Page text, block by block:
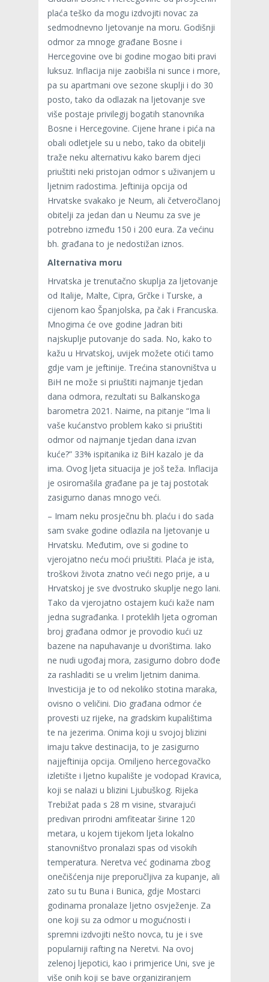
plaća teško da mogu izdvojiti novac za
sedmodnevno ljetovanje na moru. Godišnji
odmor za mnoge građane Bosne i
Hercegovine ove bi godine mogao biti pravi
luksuz. Inflacija nije zaobišla ni sunce i more,
pa su apartmani ove sezone skuplji i do 30
posto, tako da odlazak na ljetovanje sve
više postaje privilegij bogatih stanovnika
Bosne i Hercegovine. Cijene hrane i pića na
obali odletjele su u nebo, tako da obitelji
traže neku alternativu kako barem djeci
priuštiti neki pristojan odmor s uživanjem u
ljetnim radostima. Jeftinija opcija od
Hrvatske svakako je Neum, ali četveročlanoj
obitelji za jedan dan u Neumu za sve je
potrebno između 150 i 200 eura. Za većinu
bh. građana to je nedostižan iznos.
Alternativa moru
Hrvatska je trenutačno skuplja za ljetovanje
od Italije, Malte, Cipra, Grčke i Turske, a
cijenom kao Španjolska, pa čak i Francuska.
Mnogima će ove godine Jadran biti
najskuplje putovanje do sada. No, kako to
kažu u Hrvatskoj, uvijek možete otići tamo
gdje vam je jeftinije. Trećina stanovništva u
BiH ne može si priuštiti najmanje tjedan
dana odmora, rezultati su Balkanskoga
barometra 2021. Naime, na pitanje “Ima li
vaše kućanstvo problem kako si priuštiti
odmor od najmanje tjedan dana izvan
kuće?” 33% ispitanika iz BiH kazalo je da
ima. Ovog ljeta situacija je još teža. Inflacija
je osiromašila građane pa je taj postotak
zasigurno danas mnogo veći.
– Imam neku prosječnu bh. plaću i do sada
sam svake godine odlazila na ljetovanje u
Hrvatsku. Međutim, ove si godine to
vjerojatno neću moći priuštiti. Plaća je ista,
troškovi života znatno veći nego prije, a u
Hrvatskoj je sve dvostruko skuplje nego lani.
Tako da vjerojatno ostajem kući kaže nam
jedna sugrađanka. I proteklih ljeta ogroman
broj građana odmor je provodio kući uz
bazene na napuhavanje u dvorištima. Iako
ne nudi ugođaj mora, zasigurno dobro dođe
za rashladiti se u vrelim ljetnim danima.
Investicija je to od nekoliko stotina maraka,
ovisno o veličini. Dio građana odmor će
provesti uz rijeke, na gradskim kupalištima
te na jezerima. Onima koji u svojoj blizini
imaju takve destinacija, to je zasigurno
najjeftinija opcija. Omiljeno hercegovačko
izletište i ljetno kupalište je vodopad Kravica,
koji se nalazi u blizini Ljubuškog. Rijeka
Trebižat pada s 28 m visine, stvarajući
predivan prirodni amfiteatar širine 120
metara, u kojem tijekom ljeta lokalno
stanovništvo pronalazi spas od visokih
temperatura. Neretva već godinama zbog
onečišćenja nije preporučljiva za kupanje, ali
zato su tu Buna i Bunica, gdje Mostarci
godinama pronalaze ljetno osvježenje. Za
one koji su za odmor u mogućnosti i
spremni izdvojiti nešto novca, tu je i sve
popularniji rafting na Neretvi. Na ovoj
zelenoj ljepotici, kao i primjerice Uni, sve je
više onih koji se bave organiziranjem